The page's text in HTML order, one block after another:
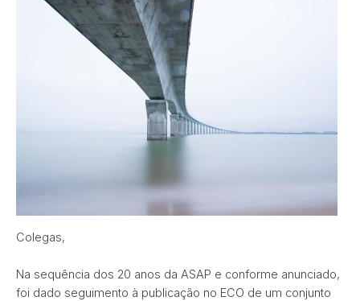
Colegas,
Na sequência dos 20 anos da ASAP e conforme anunciado,
foi dado seguimento à publicação no ECO de um conjunto